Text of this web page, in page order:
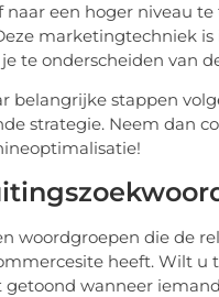
een hoger niveau
marketingtechniek
te onderscheiden van
belangrijke stappen
strategie. Neem dan
woordgroepen die de
heeft. Wilt
wanneer